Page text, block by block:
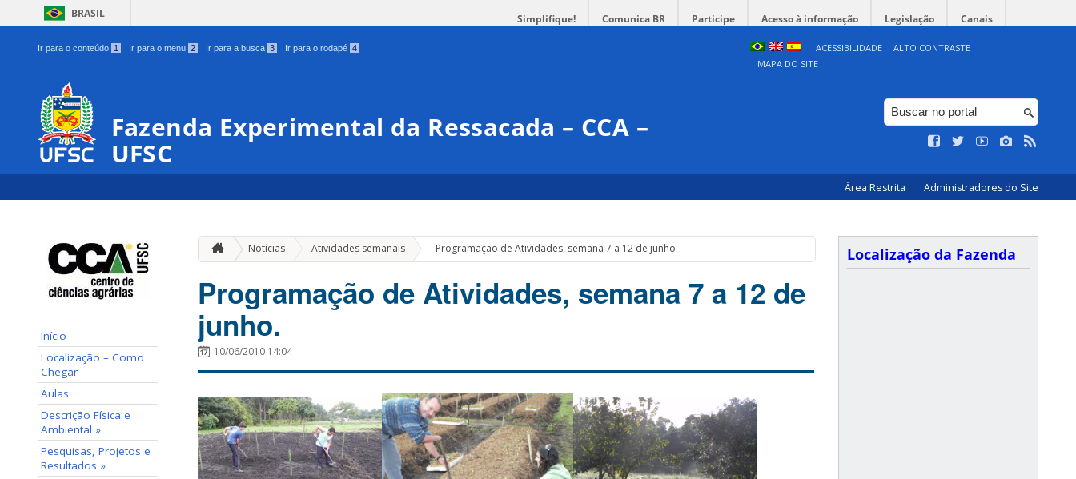
BRASIL Simplifique! Comunica BR Participe Acesso à informação Legislação Canais
Ir para o conteúdo 1 Ir para o menu 2 Ir para a busca 3 Ir para o rodapé 4 ACESSIBILIDADE
ALTO CONTRASTE
MAPA DO SITE
Fazenda Experimental da Ressacada – CCA –
UFSC
Área Restrita Administradores do Site
Início
Localização – Como
Chegar
Aulas
Descrição Física e
Ambiental »
Pesquisas, Projetos e
Resultados »
Notícias Atividades semanais » Programação de Atividades, semana 7 a 12 de junho.
Programação de Atividades, semana 7 a 12 de
junho.
10/06/2010 14:04
Localização da Fazenda